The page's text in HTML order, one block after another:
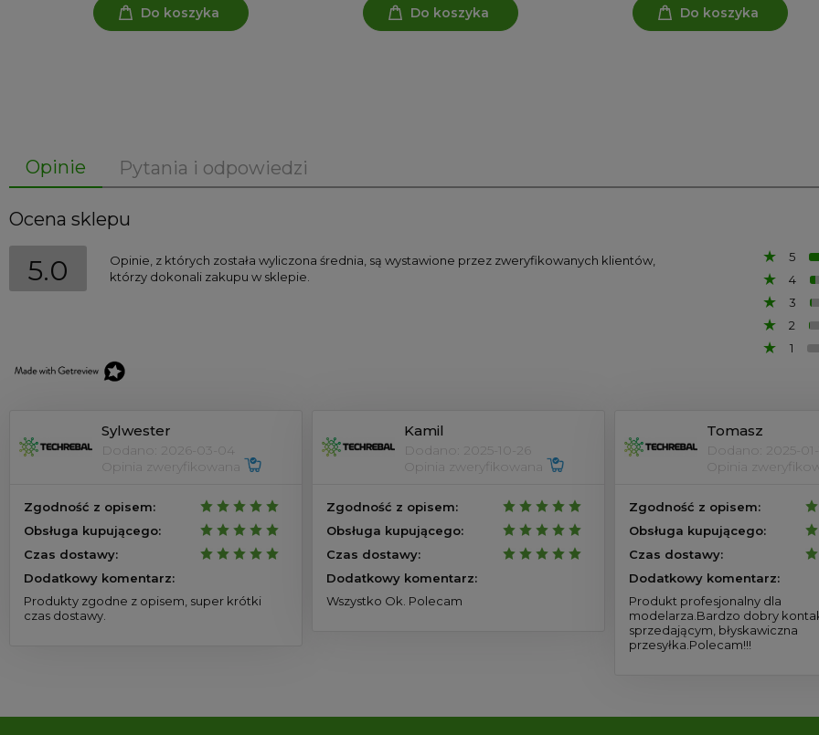
Do koszyka Do koszyka Do koszyka
Opinie Pytania i odpowiedzi
Ocena sklepu
5.0
Opinie, z których została wyliczona średnia, są wystawione przez zweryfikowanych klientów,
którzy dokonali zakupu w sklepie.
5
4
3
2
1
Sylwester
Dodano: 2026-03-04
Opinia zweryfikowana
Zgodność z opisem:
Obsługa kupującego:
Czas dostawy:
Dodatkowy komentarz:
Produkty zgodne z opisem, super krótki
czas dostawy.
Kamil
Dodano: 2025-10-26
Opinia zweryfikowana
Zgodność z opisem:
Obsługa kupującego:
Czas dostawy:
Dodatkowy komentarz:
Wszystko Ok. Polecam
Tomasz
Dodano: 2025-01-
Opinia
Zgodność z opisem:
Obsługa kupującego:
Czas dostawy:
Dodatkowy komentarz:
Produkt profesjonalny dla
modelarza.Bardzo dobry
sprzedającym, błyskawiczna
przesyłka.Polecam!!!